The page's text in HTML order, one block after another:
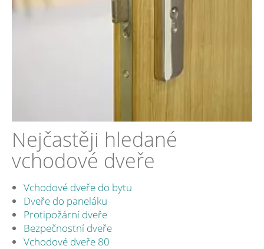
Nejčastěji hledané
vchodové dveře
Vchodové dveře do bytu
Dveře do paneláku
Protipožární dveře
Bezpečnostní dveře
Vchodové dveře 80